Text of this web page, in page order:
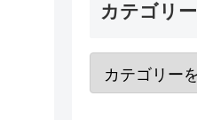
カテゴリー